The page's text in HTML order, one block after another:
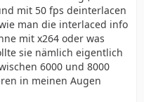
mit 50 fps deinterlacen
man die interlaced info
mit x264 oder was
sie nämlich eigentlich
6000 und 8000
in meinen Augen